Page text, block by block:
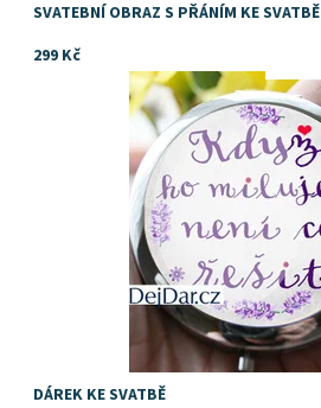
SVATEBNÍ OBRAZ S PŘÁNÍM KE SVATBĚ
299 Kč
Skladem
DÁREK KE SVATBĚ